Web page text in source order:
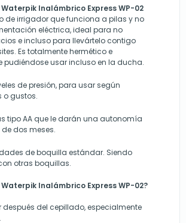
Waterpik Inalámbrico Express WP-02
de irrigador que funciona a pilas y no
eléctrica, ideal para no
e incluso para llevártelo contigo
Es totalmente hermético e
pudiéndose usar incluso en la ducha.
de presión, para usar según
o gustos.
tipo AA que le darán una autonomía
dos meses.
de boquilla estándar. Siendo
otras boquillas.
Inalámbrico Express WP-02?
después del cepillado, especialmente